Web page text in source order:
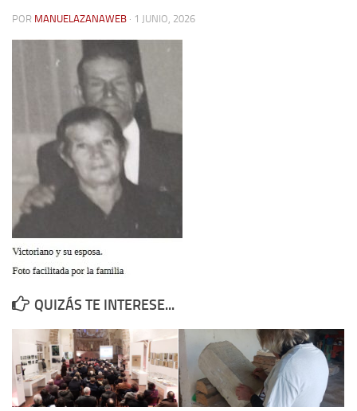
Actividades
Contacto
Memoria Histórica
Investigación previa de la represión en Talavera de la Reina (1937-
1947).
Informe Represión en Toledo 1936-1947 | Buscador
Informe de la fosa de abril de 1939 de Tembleque
Enciclopedia Republicana
Militantes históricos IR
Izquierda Republicana. Agrupaciones y Militantes (1934-1939)
Izquierda Republicana. Navarra
Izquierda Republicana. Galicia
Textos esenciales del republicanismo
POR MANUELAZANAWEB · 1 JUNIO, 2026
QUIZÁS TE INTERESE...